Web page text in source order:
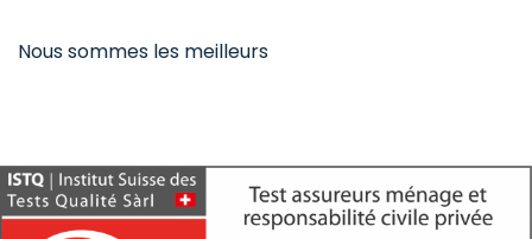
Nous sommes les meilleurs